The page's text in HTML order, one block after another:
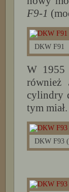
F9-1
DKW F91
W 1955
również
cylindry
tym miał.
DKW F93